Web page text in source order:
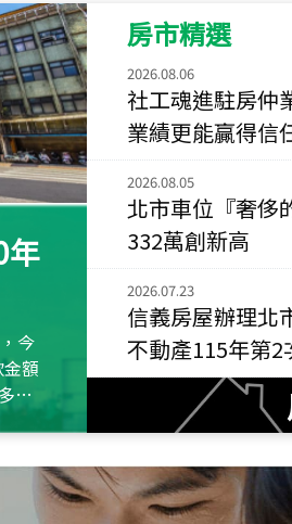
115
新北市永和
115年07月
央央
115年
小西
115 年07月
捷豹
台北市中
115年07月
十泉
台北市北投
年
今
額
出
房市精選
2026.08.06
社工魂進駐房
業績更能贏得信
2026.08.05
北市車位『奢侈
332萬創新高
2026.07.23
信義房屋辦理北
不動產115年第2